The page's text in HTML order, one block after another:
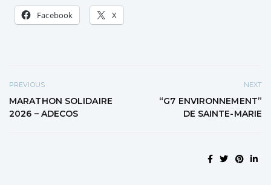
Facebook X
PREVIOUS
MARATHON SOLIDAIRE
2026 – ADECOS
NEXT
“G7 ENVIRONNEMENT”
DE SAINTE-MARIE